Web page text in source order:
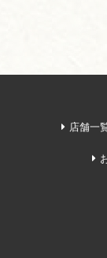
店舗一